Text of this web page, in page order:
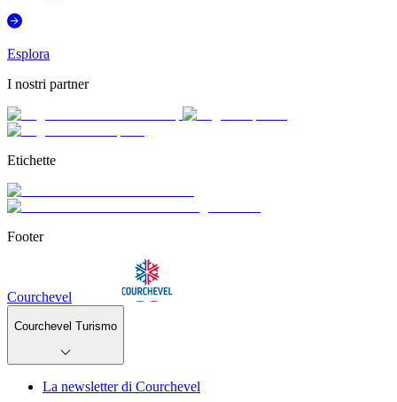
Esplora
I nostri partner
Etichette
Footer
Courchevel
Courchevel Turismo
La newsletter di Courchevel